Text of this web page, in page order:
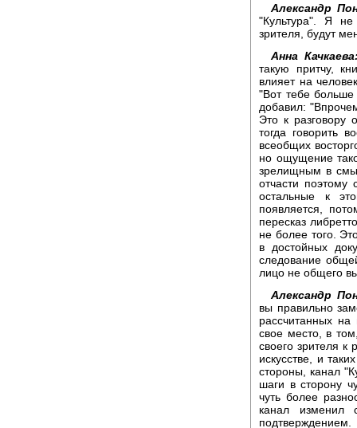
Александр
"Культура". Я
зрителя, будут
Анна
такую притчу,
влияет на
"Вот тебе
добавил:
Это к разговору
тогда говорить
всеобщих
но ощущение
зрелищным в
отчасти поэтому
остальные к
появляется,
пересказ
не более того.
в достойных
следование
лицо не общего
Александр
вы правильно
рассчитанных
свое место, в
своего зрителя
искусстве, и
стороны, канал
шаги в сторону
чуть более
канал изменил
подтверждением.